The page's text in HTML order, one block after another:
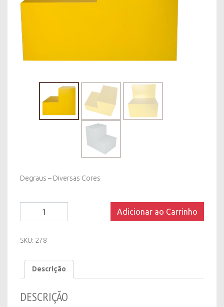
Degraus – Diversas Cores
Pintada
Degraus
-
Cores
Adicionar ao Carrinho
SKU: 278
Descrição
DESCRIÇÃO